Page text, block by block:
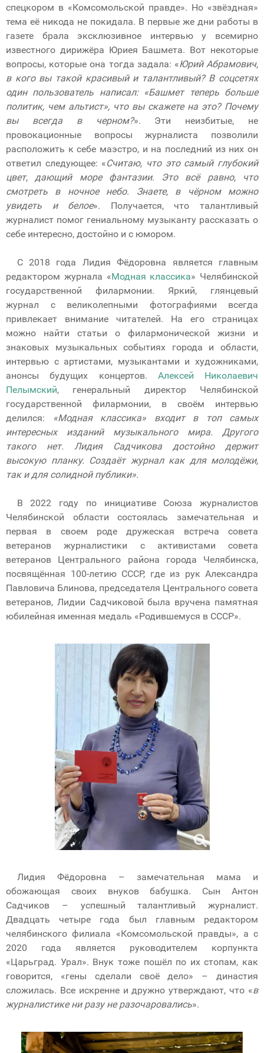
спецкором в «Комсомольской правде». Но «звёздная»
тема её никода не покидала. В первые же дни работы в
газете брала эксклюзивное интервью у всемирно
известного дирижёра Юриея Башмета. Вот некоторые
вопросы, которые она тогда задала: «Юрий Абрамович,
в кого вы такой красивый и талантливый? В соцсетях
один пользователь написал: «Башмет теперь больше
политик, чем альтист», что вы скажете на это? Почему
вы всегда в черном?». Эти неизбитые, не
провокационные вопросы журналиста позволили
расположить к себе маэстро, и на последний из них он
ответил следующее: «Считаю, что это самый глубокий
цвет, дающий море фантазии. Это всё равно, что
смотреть в ночное небо. Знаете, в чёрном можно
увидеть и белое». Получается, что талантливый
журналист помог гениальному музыканту рассказать о
себе интересно, достойно и с юмором.
С 2018 года Лидия Фёдоровна является главным
редактором журнала «Модная классика» Челябинской
государственной филармонии. Яркий, глянцевый
журнал с великолепными фотографиями всегда
привлекает внимание читателей. На его страницах
можно найти статьи о филармонической жизни и
знаковых музыкальных событиях города и области,
интервью с артистами, музыкантами и художниками,
анонсы будущих концертов. Алексей Николаевич
Пелымский, генеральный директор Челябинской
государственной филармонии, в своём интервью
делился:
«Модная классика» входит в топ самых
интересных изданий музыкального мира. Другого
такого нет. Лидия Садчикова достойно держит
высокую планку. Создаёт журнал как для молодёжи,
так и для солидной публики».
В 2022 году по инициативе Союза журналистов
Челябинской области состоялась замечательная и
первая в своем роде дружеская встреча совета
ветеранов журналистики с активистами совета
ветеранов Центрального района города Челябинска,
посвящённая 100-летию СССР, где из рук Александра
Павловича Блинова, председателя Центрального совета
ветеранов, Лидии Садчиковой была вручена памятная
юбилейная именная медаль «Родившемуся в СССР».
Лидия Фёдоровна – замечательная мама и
обожающая своих внуков бабушка. Сын Антон
Садчиков – успешный талантливый журналист.
Двадцать четыре года был главным редактором
челябинского филиала «Комсомольской правды», а c
2020 года является руководителем корпункта
«Царьград. Урал». Внук тоже пошёл по их стопам, как
говорится, «гены сделали своё дело» – династия
сложилась. Все искренне и дружно утверждают, что «в
журналистике ни разу не разочаровались».